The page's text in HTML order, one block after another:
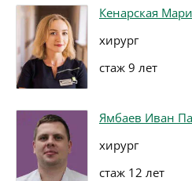
Кенарская
хирург
стаж 9 лет
Ямбаев Иван
хирург
стаж 12 лет